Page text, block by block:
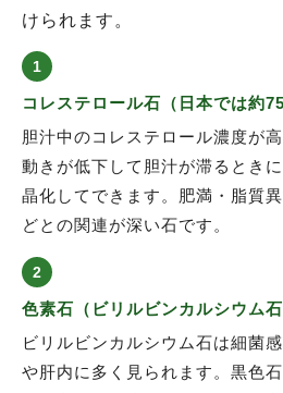
けられます。
1
コレステロール石（日本では約
胆汁中のコレステロール濃度が
動きが低下して胆汁が滞るとき
晶化してできます。肥満・脂質
どとの関連が深い石です。
2
色素石（ビリルビンカルシウム石
ビリルビンカルシウム石は細菌
や肝内に多く見られます。黒色